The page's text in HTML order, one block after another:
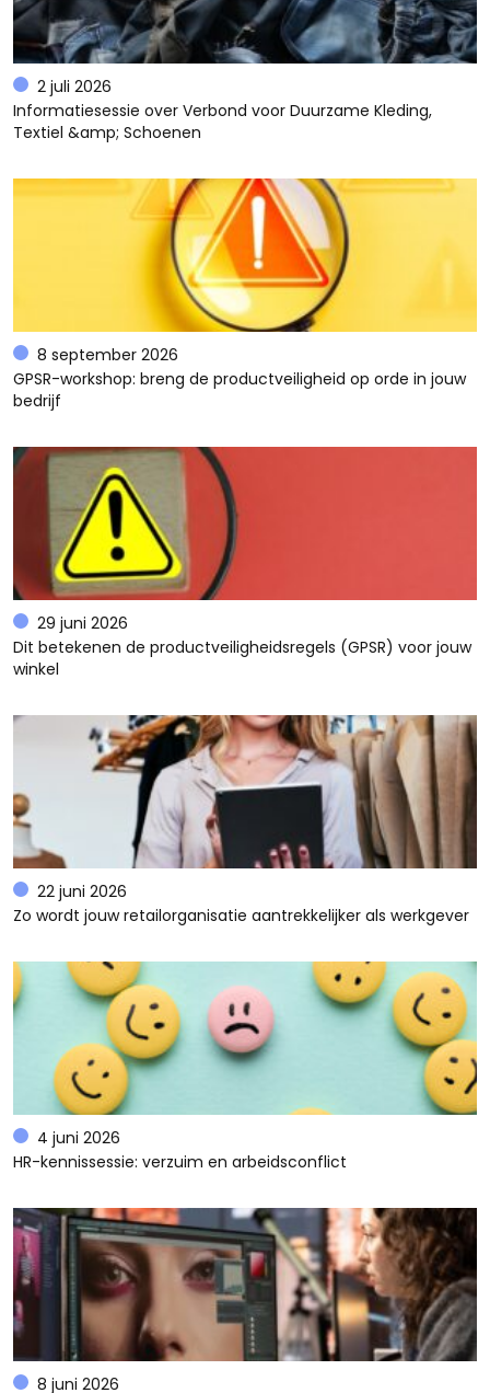
2 juli 2026
Informatiesessie over Verbond voor Duurzame Kleding,
Textiel &amp; Schoenen
8 september 2026
GPSR-workshop: breng de productveiligheid op orde in jouw
bedrijf
29 juni 2026
Dit betekenen de productveiligheidsregels (GPSR) voor jouw
winkel
22 juni 2026
Zo wordt jouw retailorganisatie aantrekkelijker als werkgever
4 juni 2026
HR-kennissessie: verzuim en arbeidsconflict
8 juni 2026